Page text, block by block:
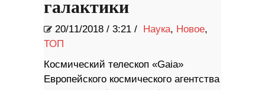
галактики
20/11/2018 / 3:21 / Наука, Новое,
ТОП
Космический телескоп «Gaia»
Европейского космического агентства